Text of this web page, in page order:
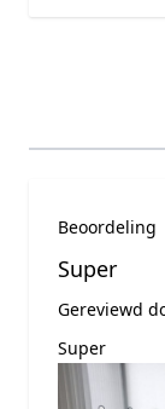
Beoordeling
Super
Gereviewd
Super